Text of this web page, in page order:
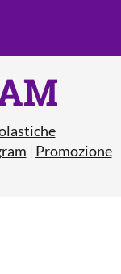
| Promozione